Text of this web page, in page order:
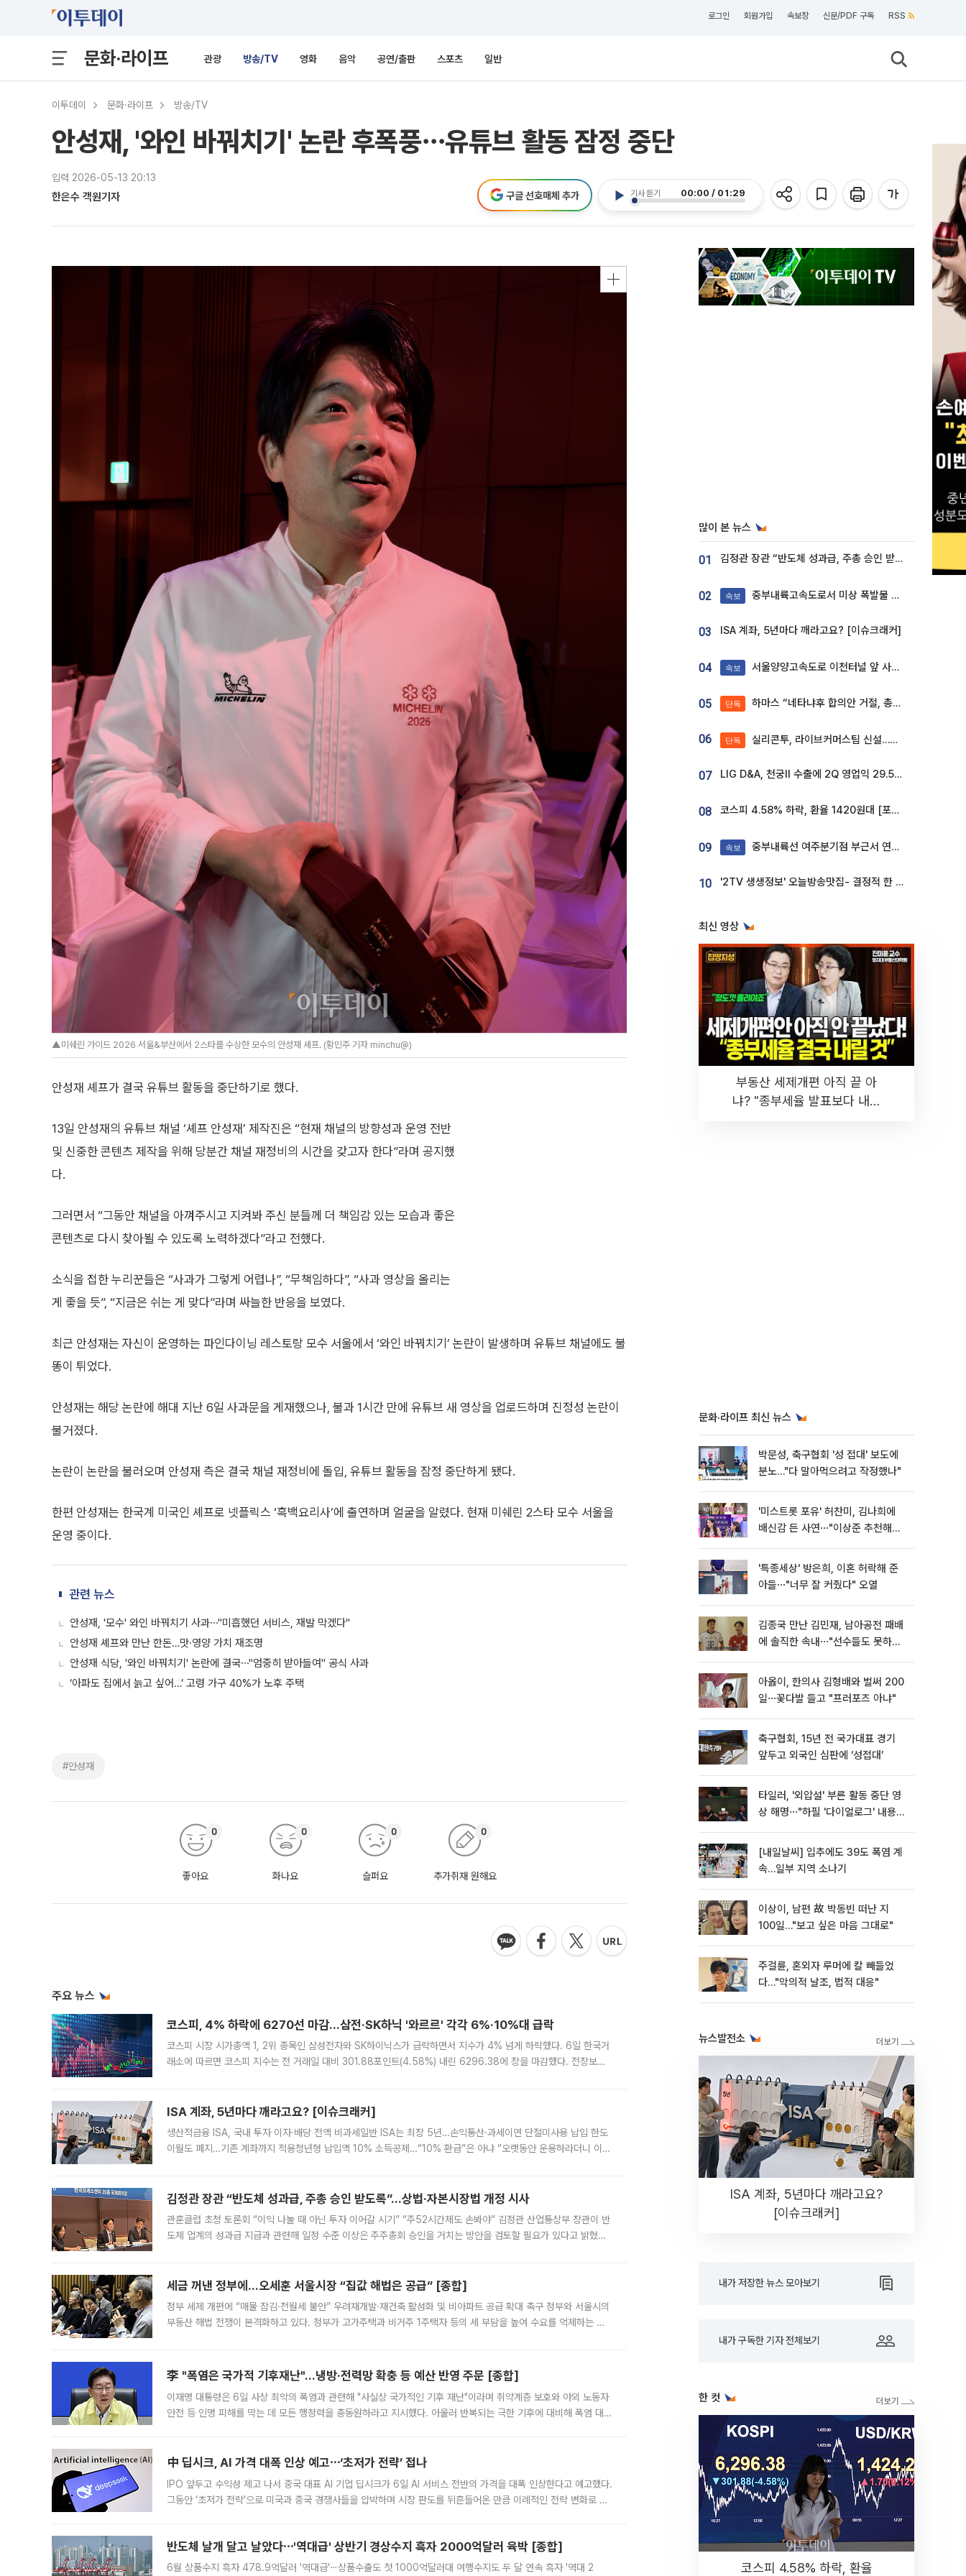
로그인 회원가입 속보창 신문/PDF 구독 RSS
문화·라이프 관광 방송/TV 영화 음악 공연/출판 스포츠 일반
이투데이 문화·라이프 방송/TV
안성재, '와인 바꿔치기' 논란 후폭풍⋯유튜브 활동 잠정 중단
입력 2026-05-13 20:13
한은수 객원기자 기사 듣기 00:00 / 01:29
구글 선호매체 추가
▲미쉐린 가이드 2026 서울&부산에서 2스타를 수상한 모수의 안성재 셰프. (황민주 기자 minchu@)
안성재 셰프가 결국 유튜브 활동을 중단하기로 했다.
13일 안성재의 유튜브 채널 ‘셰프 안성재’ 제작진은 “현재 채널의 방향성과 운영 전반
및 신중한 콘텐츠 제작을 위해 당분간 채널 재정비의 시간을 갖고자 한다”라며 공지했
다.
그러면서 “그동안 채널을 아껴주시고 지켜봐 주신 분들께 더 책임감 있는 모습과 좋은
콘텐츠로 다시 찾아뵐 수 있도록 노력하겠다”라고 전했다.
소식을 접한 누리꾼들은 “사과가 그렇게 어렵나”, “무책임하다”, “사과 영상을 올리는
게 좋을 듯”, “지금은 쉬는 게 맞다”라며 싸늘한 반응을 보였다.
최근 안성재는 자신이 운영하는 파인다이닝 레스토랑 모수 서울에서 ‘와인 바꿔치기’ 논란이 발생하며 유튜브 채널에도 불
똥이 튀었다.
안성재는 해당 논란에 해대 지난 6일 사과문을 게재했으나, 불과 1시간 만에 유튜브 새 영상을 업로드하며 진정성 논란이
불거졌다.
논란이 논란을 불러오며 안성재 측은 결국 채널 재정비에 돌입, 유튜브 활동을 잠정 중단하게 됐다.
한편 안성재는 한국계 미국인 셰프로 넷플릭스 ‘흑백요리사’에 출연하며 얼굴을 알렸다. 현재 미쉐린 2스타 모수 서울을
운영 중이다.
관련 뉴스
안성재, '모수' 와인 바꿔치기 사과⋯"미흡했던 서비스, 재발 막겠다"
안성재 셰프와 만난 한돈…맛·영양 가치 재조명
안성재 식당, '와인 바꿔치기' 논란에 결국⋯"엄중히 받아들여" 공식 사과
‘아파도 집에서 늙고 싶어…’ 고령 가구 40%가 노후 주택
#안성재
좋아요
0
화나요
0
슬퍼요
0
추가취재 원해요
0
주요 뉴스
코스피, 4% 하락에 6270선 마감…삼전·SK하닉 '와르르' 각각 6%·10%대 급락
코스피 시장 시가총액 1, 2위 종목인 삼성전자와 SK하이닉스가 급락하면서 지수가 4% 넘게 하락했다. 6일 한국거
래소에 따르면 코스피 지수는 전 거래일 대비 301.88포인트(4.58%) 내린 6296.38에 장을 마감했다. 전장보다
ISA 계좌, 5년마다 깨라고요? [이슈크래커]
생산적금융 ISA, 국내 투자 이자·배당 전액 비과세일반 ISA는 최장 5년…손익통산·과세이연 단절미사용 납입 한도
이월도 폐지…기존 계좌까지 적용청년형 납입액 10% 소득공제…“10% 환급”은 아냐 “오랫동안 운용하라더니 이제
김정관 장관 “반도체 성과급, 주총 승인 받도록”…상법·자본시장법 개정 시사
관훈클럽 초청 토론회 “이익 나눌 때 아닌 투자 이어갈 시기” “주52시간제도 손봐야” 김정관 산업통상부 장관이 반
도체 업계의 성과급 지급과 관련해 일정 수준 이상은 주주총회 승인을 거치는 방안을 검토할 필요가 있다고 밝혔다.
세금 꺼낸 정부에…오세훈 서울시장 “집값 해법은 공급” [종합]
정부 세제 개편에 “매물 잠김·전월세 불안” 우려재개발·재건축 활성화 및 비아파트 공급 확대 촉구 정부와 서울시의
부동산 해법 전쟁이 본격화하고 있다. 정부가 고가주택과 비거주 1주택자 등의 세 부담을 높여 수요를 억제하는 카
李 "폭염은 국가적 기후재난"…냉방·전력망 확충 등 예산 반영 주문 [종합]
이재명 대통령은 6일 사상 최악의 폭염과 관련해 "사실상 국가적인 기후 재난"이라며 취약계층 보호와 야외 노동자
안전 등 인명 피해를 막는 데 모든 행정력을 총동원하라고 지시했다. 아울러 반복되는 극한 기후에 대비해 폭염 대응
中 딥시크, AI 가격 대폭 인상 예고⋯‘초저가 전략’ 접나
IPO 앞두고 수익성 제고 나서 중국 대표 AI 기업 딥시크가 6일 AI 서비스 전반의 가격을 대폭 인상한다고 예고했다.
그동안 ‘초저가 전략’으로 미국과 중국 경쟁사들을 압박하며 시장 판도를 뒤흔들어온 만큼 이례적인 전략 변화로 평
반도체 날개 달고 날았다⋯'역대급' 상반기 경상수지 흑자 2000억달러 육박 [종합]
6월 상품수지 흑자 478.9억달러 '역대급'⋯상품수출도 첫 1000억달러대 여행수지도 두 달 연속 흑자 '역대 2
많이 본 뉴스
01 김정관 장관 “반도체 성과급, 주총 승인 받도록”…상법·자본시장법 개정 시사
02 속보 중부내륙고속도로서 미상 폭발물 발견
03 ISA 계좌, 5년마다 깨라고요? [이슈크래커]
04 속보 서울양양고속도로 이천터널 앞 사고 발생
05 단독 하마스 “네타냐후 합의안 거절, 총선 앞두고 시간 끌기”
06 단독 실리콘투, 라이브커머스팀 신설…K뷰티 ‘글로벌 판매망’ 확대[K뷰티 라방戰]
07 LIG D&A, 천궁Ⅱ 수출에 2Q 영업익 29.5%↑…수주잔고 24.6조 [종합]
08 코스피 4.58% 하락, 환율 1420원대 [포토]
09 속보 중부내륙선 여주분기점 부근서 연이은 추돌사고 발생
10 '2TV 생생정보' 오늘방송맛집- 결정적 한 수, 3종 메밀면! 메밀 소바 맛집 '의○○○○'
최신 영상
부동산 세제개편 아직 끝 아
냐? "종부세율 발표보다 내릴
문화·라이프 최신 뉴스
박문성, 축구협회 '성 접대' 보도에
분노…"다 말아먹으려고 작정했나"
'미스트롯 포유' 허찬미, 김나희에
배신감 든 사연⋯"이상준 추천해주
'특종세상' 방은희, 이혼 허락해 준
아들⋯"너무 잘 커줬다" 오열
김종국 만난 김민재, 남아공전 패배
에 솔직한 속내⋯"선수들도 못하긴
아옳이, 한의사 김형배와 벌써 200
일⋯꽃다발 들고 "프러포즈 아냐"
축구협회, 15년 전 국가대표 경기
앞두고 외국인 심판에 ‘성접대’
타일러, '외압설' 부른 활동 중단 영
상 해명⋯"하필 '다이얼로그' 내용이
[내일날씨] 입추에도 39도 폭염 계
속…일부 지역 소나기
이상이, 남편 故 박동빈 떠난 지
100일…"보고 싶은 마음 그대로"
주걸륜, 혼외자 루머에 칼 빼들었
다…"악의적 날조, 법적 대응"
뉴스발전소
ISA 계좌, 5년마다 깨라고요?
[이슈크래커]
내가 저장한 뉴스 모아보기
내가 구독한 기자 전체보기
한 컷
코스피 4.58% 하락, 환율